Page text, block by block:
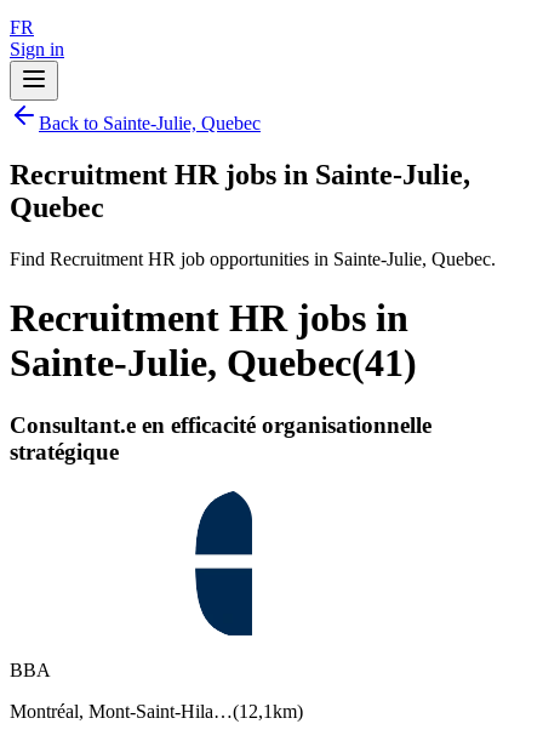
FR
Sign in
Back to Sainte-Julie, Quebec
Recruitment HR jobs in Sainte-Julie,
Quebec
Find Recruitment HR job opportunities in Sainte-Julie, Quebec.
Recruitment HR jobs in
Sainte-Julie, Quebec(41)
Consultant.e en efficacité organisationnelle
stratégique
BBA
Montréal, Mont-Saint-Hila…(12,1km)